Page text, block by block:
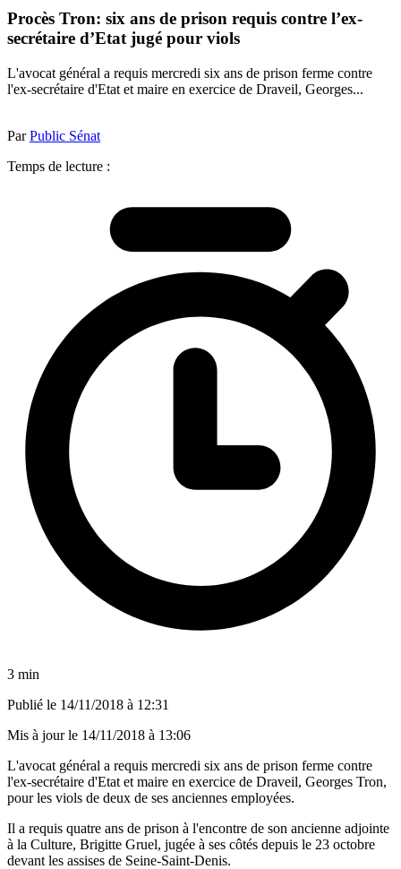
Procès Tron: six ans de prison requis contre l’ex-
secrétaire d’Etat jugé pour viols
L'avocat général a requis mercredi six ans de prison ferme contre
l'ex-secrétaire d'Etat et maire en exercice de Draveil, Georges...
ParPublic Sénat
Temps de lecture :
3 min
Publié le 14/11/2018 à 12:31
Mis à jour le 14/11/2018 à 13:06
L'avocat général a requis mercredi six ans de prison ferme contre
l'ex-secrétaire d'Etat et maire en exercice de Draveil, Georges Tron,
pour les viols de deux de ses anciennes employées.
Il a requis quatre ans de prison à l'encontre de son ancienne adjointe
à la Culture, Brigitte Gruel, jugée à ses côtés depuis le 23 octobre
devant les assises de Seine-Saint-Denis.